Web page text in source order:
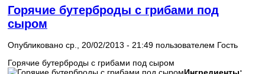
Горячие бутерброды с грибами под
сыром
Опубликовано ср., 20/02/2013 - 21:49 пользователем Гость
Горячие бутерброды с грибами под сыром